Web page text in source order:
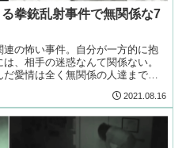
拳銃乱射事件で無関係な7
の怖い事件。自分が一方的に抱
、相手の迷惑なんて関係ない。
愛情は全く無関係の人達まで巻
2021.08.16